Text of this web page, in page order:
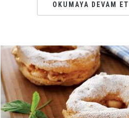
OKUMAYA DEVAM ET